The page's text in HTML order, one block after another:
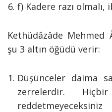
f) Kadere razı olmalı,
Kethüdâzâde
şu 3 altın öğüdü verir:
Düşünceler daima
zerrelerdir.
reddetmeyeceksiniz